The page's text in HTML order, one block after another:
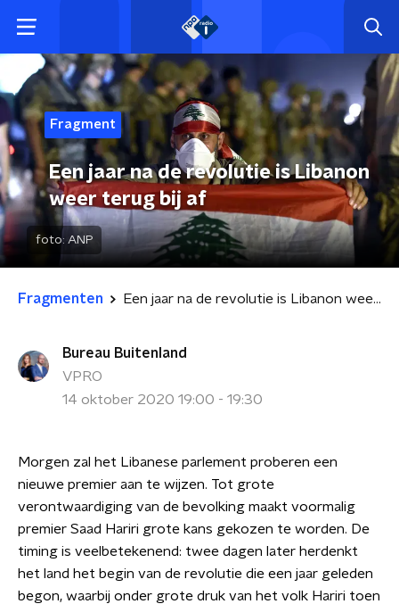
Fragment
Een jaar na de revolutie is Libanon
weer terug bij af
foto: ANP
Fragmenten Een jaar na de revolutie is Libanon weer terug bij af
Bureau Buitenland
VPRO
14 oktober 2020 19:00 - 19:30
Morgen zal het Libanese parlement proberen een
nieuwe premier aan te wijzen. Tot grote
verontwaardiging van de bevolking maakt voormalig
premier Saad Hariri grote kans gekozen te worden. De
timing is veelbetekenend: twee dagen later herdenkt
het land het begin van de revolutie die een jaar geleden
begon, waarbij onder grote druk van het volk Hariri toen